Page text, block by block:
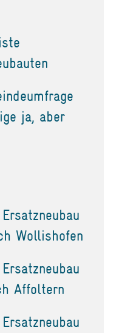
ja, aber
Wollishofen
Affoltern